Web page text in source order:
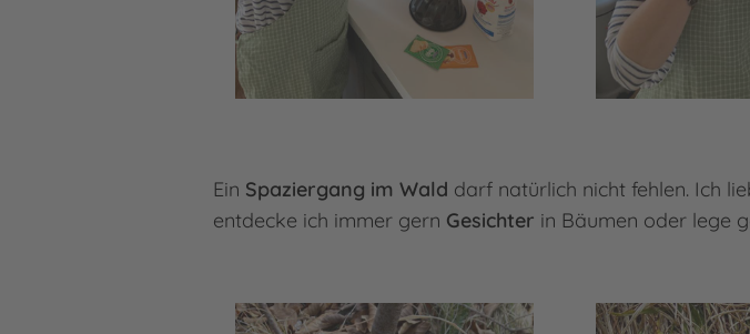
Ein Spaziergang im Wald darf natürlich nicht fehlen. Ich
entdecke ich immer gern Gesichter in Bäumen oder lege